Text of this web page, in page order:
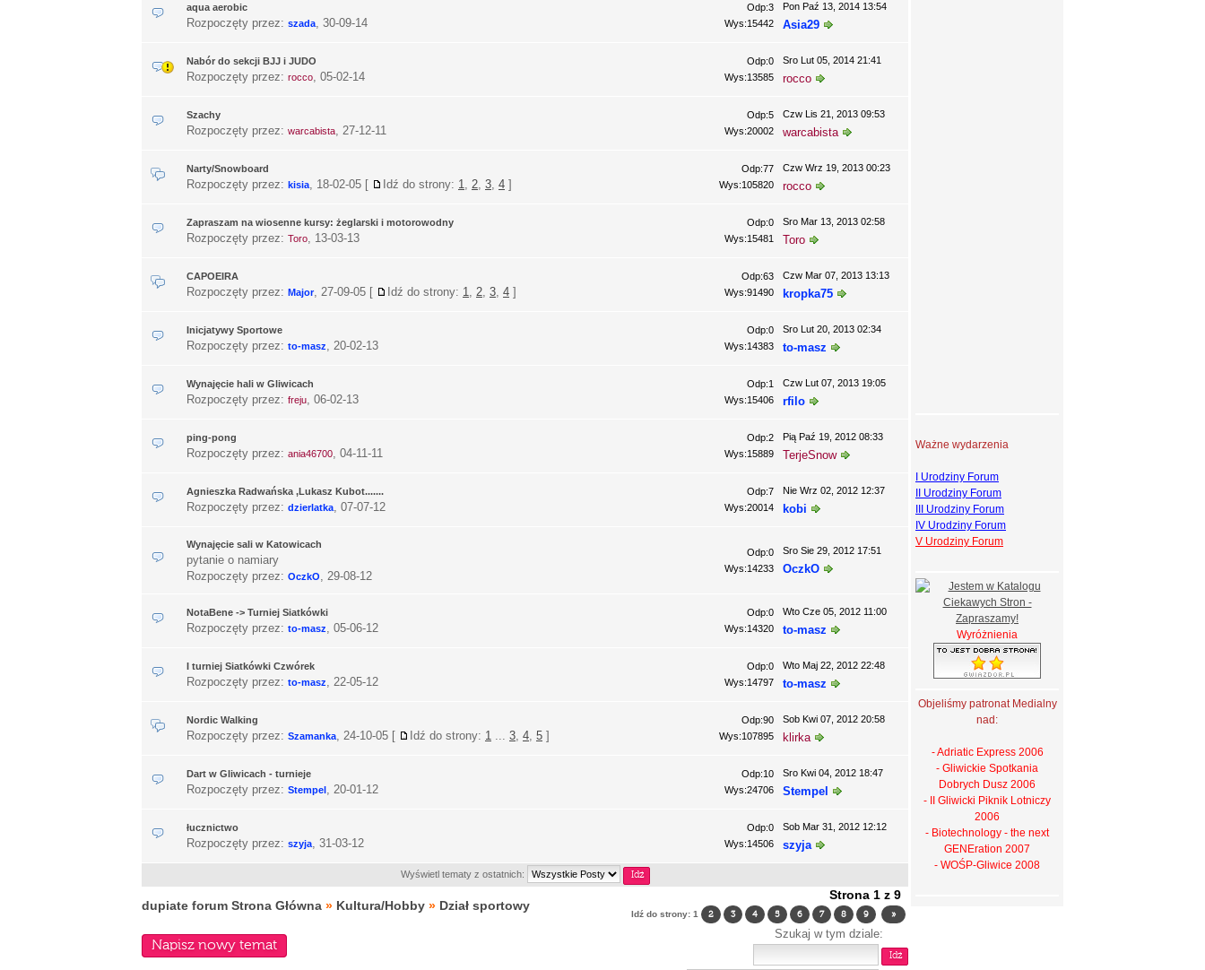
aqua aerobic
Rozpoczęty przez: szada, 30-09-14
Odp:3
Wys:15442
Pon Paź 13, 2014 13:54
Asia29
Nabór do sekcji BJJ i JUDO
Rozpoczęty przez: rocco, 05-02-14
Odp:0
Wys:13585
Sro Lut 05, 2014 21:41
rocco
Szachy
Rozpoczęty przez: warcabista, 27-12-11
Odp:5
Wys:20002
Czw Lis 21, 2013 09:53
warcabista
Narty/Snowboard
Rozpoczęty przez: kisia, 18-02-05 [ Idź do strony: 1, 2, 3, 4 ]
Odp:77
Wys:105820
Czw Wrz 19, 2013 00:23
rocco
Zapraszam na wiosenne kursy: żeglarski i motorowodny
Rozpoczęty przez: Toro, 13-03-13
Odp:0
Wys:15481
Sro Mar 13, 2013 02:58
Toro
CAPOEIRA
Rozpoczęty przez: Major, 27-09-05 [ Idź do strony: 1, 2, 3, 4 ]
Odp:63
Wys:91490
Czw Mar 07, 2013 13:13
kropka75
Inicjatywy Sportowe
Rozpoczęty przez: to-masz, 20-02-13
Odp:0
Wys:14383
Sro Lut 20, 2013 02:34
to-masz
Wynajęcie hali w Gliwicach
Rozpoczęty przez: freju, 06-02-13
Odp:1
Wys:15406
Czw Lut 07, 2013 19:05
rfilo
ping-pong
Rozpoczęty przez: ania46700, 04-11-11
Odp:2
Wys:15889
Pią Paź 19, 2012 08:33
TerjeSnow
Agnieszka Radwańska ,Lukasz Kubot.......
Rozpoczęty przez: dzierlatka, 07-07-12
Odp:7
Wys:20014
Nie Wrz 02, 2012 12:37
kobi
Wynajęcie sali w Katowicach
pytanie o namiary
Rozpoczęty przez: OczkO, 29-08-12
Odp:0
Wys:14233
Sro Sie 29, 2012 17:51
OczkO
NotaBene -> Turniej Siatkówki
Rozpoczęty przez: to-masz, 05-06-12
Odp:0
Wys:14320
Wto Cze 05, 2012 11:00
to-masz
I turniej Siatkówki Czwórek
Rozpoczęty przez: to-masz, 22-05-12
Odp:0
Wys:14797
Wto Maj 22, 2012 22:48
to-masz
Nordic Walking
Rozpoczęty przez: Szamanka, 24-10-05 [ Idź do strony: 1 ... 3, 4, 5 ]
Odp:90
Wys:107895
Sob Kwi 07, 2012 20:58
klirka
Dart w Gliwicach - turnieje
Rozpoczęty przez: Stempel, 20-01-12
Odp:10
Wys:24706
Sro Kwi 04, 2012 18:47
Stempel
łucznictwo
Rozpoczęty przez: szyja, 31-03-12
Odp:0
Wys:14506
Sob Mar 31, 2012 12:12
szyja
Wyświetl tematy z ostatnich:
dupiate forum Strona Główna » Kultura/Hobby » Dział sportowy
Strona 1 z 9
Idź do strony: 1 2 3 4 5 6 7 8 9 »
Napisz nowy temat
Szukaj w tym dziale:
Ważne wydarzenia
I Urodziny Forum
II Urodziny Forum
III Urodziny Forum
IV Urodziny Forum
V Urodziny Forum
Wyróżnienia
Objeliśmy patronat Medialny
nad:
- Adriatic Express 2006
- Gliwickie Spotkania
Dobrych Dusz 2006
- II Gliwicki Piknik Lotniczy
2006
- Biotechnology - the next
GENEration 2007
- WOŚP-Gliwice 2008